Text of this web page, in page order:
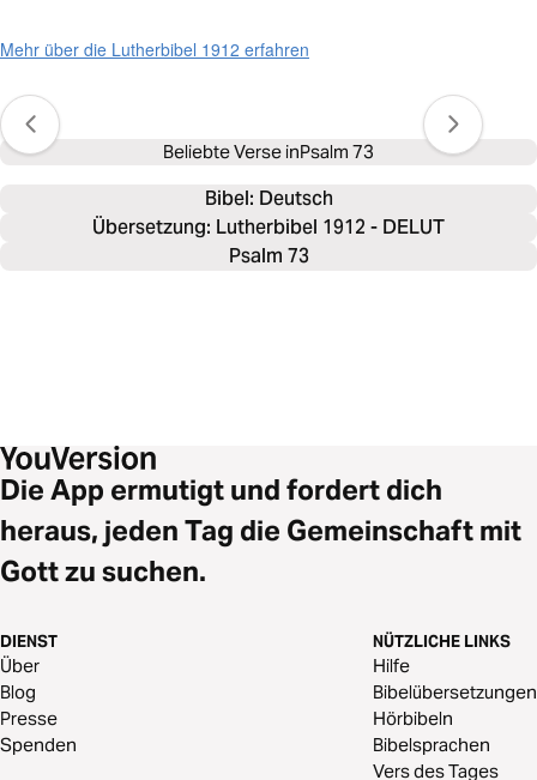
Mehr über die Lutherbibel 1912 erfahren
Beliebte Verse inPsalm 73
Bibel: Deutsch
Übersetzung: Lutherbibel 1912 - DELUT
Psalm 73
Die App ermutigt und fordert dich
heraus, jeden Tag die Gemeinschaft mit
Gott zu suchen.
DIENST
Über
Blog
Presse
Spenden
NÜTZLICHE LINKS
Hilfe
Bibelübersetzungen
Hörbibeln
Bibelsprachen
Vers des Tages